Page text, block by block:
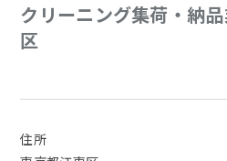
クリーニング集荷・納
区
住所